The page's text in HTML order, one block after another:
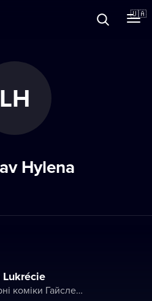
🇺🇦
LH
Hylena
Придворні коміки Гайслера